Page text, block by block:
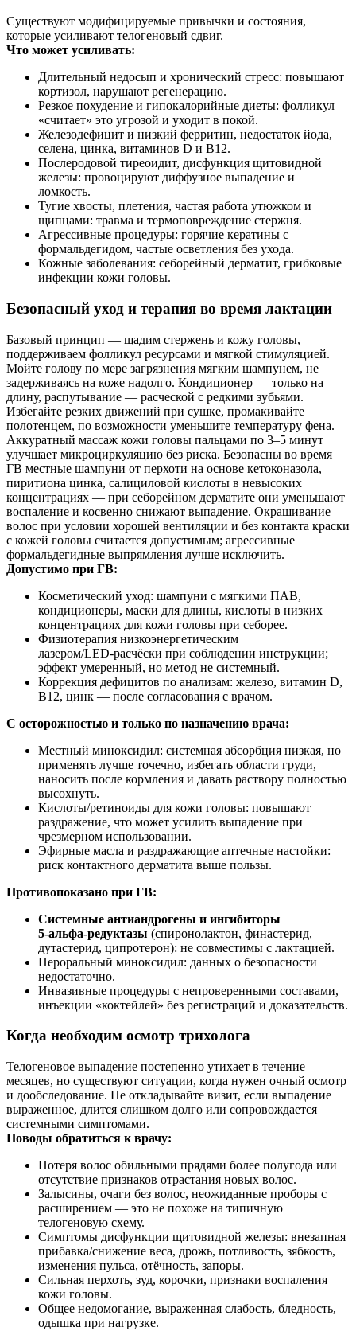
Существуют модифицируемые привычки и состояния,
которые усиливают телогеновый сдвиг.
Что может усиливать:
Длительный недосып и хронический стресс: повышают
кортизол, нарушают регенерацию.
Резкое похудение и гипокалорийные диеты: фолликул
«считает» это угрозой и уходит в покой.
Железодефицит и низкий ферритин, недостаток йода,
селена, цинка, витаминов D и B12.
Послеродовой тиреоидит, дисфункция щитовидной
железы: провоцируют диффузное выпадение и
ломкость.
Тугие хвосты, плетения, частая работа утюжком и
щипцами: травма и термоповреждение стержня.
Агрессивные процедуры: горячие кератины с
формальдегидом, частые осветления без ухода.
Кожные заболевания: себорейный дерматит, грибковые
инфекции кожи головы.
Безопасный уход и терапия во время лактации
Базовый принцип — щадим стержень и кожу головы,
поддерживаем фолликул ресурсами и мягкой стимуляцией.
Мойте голову по мере загрязнения мягким шампунем, не
задерживаясь на коже надолго. Кондиционер — только на
длину, распутывание — расческой с редкими зубьями.
Избегайте резких движений при сушке, промакивайте
полотенцем, по возможности уменьшите температуру фена.
Аккуратный массаж кожи головы пальцами по 3–5 минут
улучшает микроциркуляцию без риска. Безопасны во время
ГВ местные шампуни от перхоти на основе кетоконазола,
пиритиона цинка, салициловой кислоты в невысоких
концентрациях — при себорейном дерматите они уменьшают
воспаление и косвенно снижают выпадение. Окрашивание
волос при условии хорошей вентиляции и без контакта краски
с кожей головы считается допустимым; агрессивные
формальдегидные выпрямления лучше исключить.
Допустимо при ГВ:
Косметический уход: шампуни с мягкими ПАВ,
кондиционеры, маски для длины, кислоты в низких
концентрациях для кожи головы при себорее.
Физиотерапия низкоэнергетическим
лазером/LED‑расчёски при соблюдении инструкции;
эффект умеренный, но метод не системный.
Коррекция дефицитов по анализам: железо, витамин D,
B12, цинк — после согласования с врачом.
С осторожностью и только по назначению врача:
Местный миноксидил: системная абсорбция низкая, но
применять лучше точечно, избегать области груди,
наносить после кормления и давать раствору полностью
высохнуть.
Кислоты/ретиноиды для кожи головы: повышают
раздражение, что может усилить выпадение при
чрезмерном использовании.
Эфирные масла и раздражающие аптечные настойки:
риск контактного дерматита выше пользы.
Противопоказано при ГВ:
Системные антиандрогены и ингибиторы
5‑альфа‑редуктазы (спиронолактон, финастерид,
дутастерид, ципротерон): не совместимы с лактацией.
Пероральный миноксидил: данных о безопасности
недостаточно.
Инвазивные процедуры с непроверенными составами,
инъекции «коктейлей» без регистраций и доказательств.
Когда необходим осмотр трихолога
Телогеновое выпадение постепенно утихает в течение
месяцев, но существуют ситуации, когда нужен очный осмотр
и дообследование. Не откладывайте визит, если выпадение
выраженное, длится слишком долго или сопровождается
системными симптомами.
Поводы обратиться к врачу:
Потеря волос обильными прядями более полугода или
отсутствие признаков отрастания новых волос.
Залысины, очаги без волос, неожиданные проборы с
расширением — это не похоже на типичную
телогеновую схему.
Симптомы дисфункции щитовидной железы: внезапная
прибавка/снижение веса, дрожь, потливость, зябкость,
изменения пульса, отёчность, запоры.
Сильная перхоть, зуд, корочки, признаки воспаления
кожи головы.
Общее недомогание, выраженная слабость, бледность,
одышка при нагрузке.